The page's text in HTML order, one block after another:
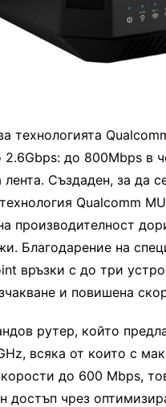
технологията
до 800Mbps в
лента. Създаден, за да
Qualcomm
производителност
Благодарение на
връзки с до три
и повишена
рутер, който
всяка от които с
до 600 Mbps,
достъп чрез